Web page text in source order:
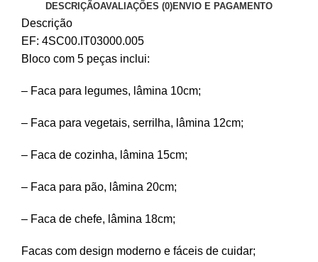
DESCRIÇÃOAVALIAÇÕES (0)ENVIO E PAGAMENTO
Descrição
EF: 4SC00.IT03000.005
Bloco com 5 peças inclui:
– Faca para legumes, lâmina 10cm;
– Faca para vegetais, serrilha, lâmina 12cm;
– Faca de cozinha, lâmina 15cm;
– Faca para pão, lâmina 20cm;
– Faca de chefe, lâmina 18cm;
Facas com design moderno e fáceis de cuidar;